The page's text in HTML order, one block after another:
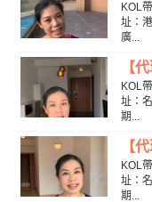
KOL
址：
廣...
【
KOL
址：
期...
【
KOL
址：
期...